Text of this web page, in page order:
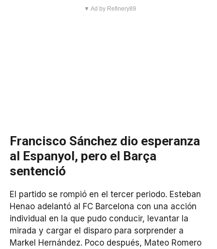
▼ Ad by Refinery89
Francisco Sánchez dio esperanza
al Espanyol, pero el Barça
sentenció
El partido se rompió en el tercer periodo. Esteban
Henao adelantó al FC Barcelona con una acción
individual en la que pudo conducir, levantar la
mirada y cargar el disparo para sorprender a
Markel Hernández. Poco después, Mateo Romero